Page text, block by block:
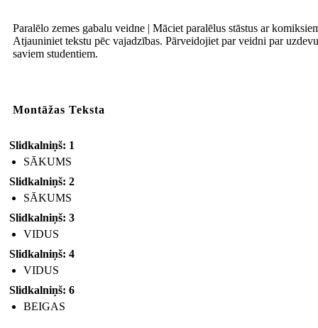
Paralēlo zemes gabalu veidne | Māciet paralēlus stāstus ar
Atjauniniet tekstu pēc vajadzības. Pārveidojiet par veidni par
saviem studentiem.
Montāžas Teksta
Slidkalniņš: 1
SĀKUMS
Slidkalniņš: 2
SĀKUMS
Slidkalniņš: 3
VIDUS
Slidkalniņš: 4
VIDUS
Slidkalniņš: 6
BEIGAS